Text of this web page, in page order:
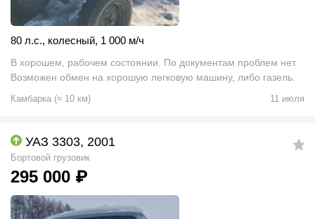
80 л.с., колесный, 1 000 м/ч
В хорошем, рабочем состоянии. По документам проблем нет.
Возможен обмен на хорошую легковую машину, либо газель.
Камбарка (≈ 10 км) 11 июля
УАЗ 3303, 2001
Бортовой грузовик
295 000 ₽